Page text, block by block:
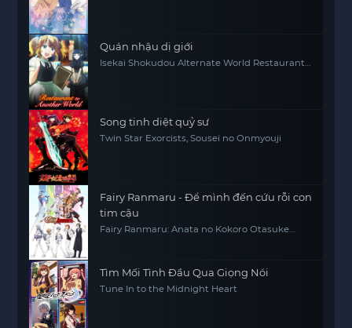
Quán nhậu dị giới
Isekai Shokudou Alternate World Restaurant
Song tinh diệt quỷ sư
Twin Star Exorcists, Sousei no Onmyouji
Fairy Ranmaru - Để mình đến cứu rỗi con
tim cậu
Fairy Ranmaru: Anata no Kokoro Otasuke
Tìm Mối Tình Đầu Qua Giọng Nói
Tune In to the Midnight Heart